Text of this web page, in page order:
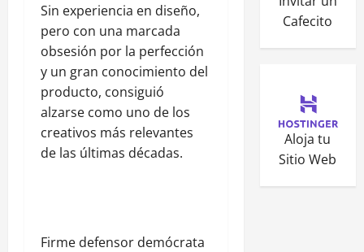
Sin experiencia en diseño,
pero con una marcada
obsesión por la perfección
y un gran conocimiento del
producto, consiguió
alzarse como uno de los
creativos más relevantes
de las últimas décadas.
Firme defensor demócrata
Cafecito
Aloja tu
Sitio Web